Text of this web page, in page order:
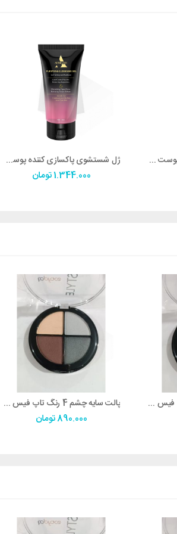
ژل شستشوي روشن کننده پوست – WHITENING CLEANSING GEL اورلین ژل شستشوي پاکسازي کننده پوست اورلین
تومان1.344.000
پالت سایه چشم 4 رنگ تاپ فیس شماره 09 پالت سایه چشم 4 رنگ تاپ فیس شماره 08
تومان890.000